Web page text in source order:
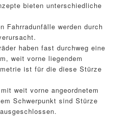
bieten unterschiedliche
Fahrradunfälle werden durch
haben fast durchweg eine
weit vorne liegendem
ist für die diese Stürze
weit vorne angeordnetem
Schwerpunkt sind Stürze